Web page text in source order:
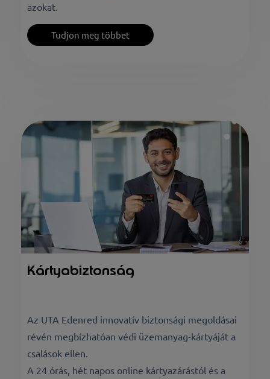
azokat.
Tudjon meg többet
Kártyabiztonság
Az UTA Edenred innovatív biztonsági megoldásai
révén megbízhatóan védi üzemanyag-kártyáját a
csalások ellen.
A 24 órás, hét napos online kártyazárástól és a